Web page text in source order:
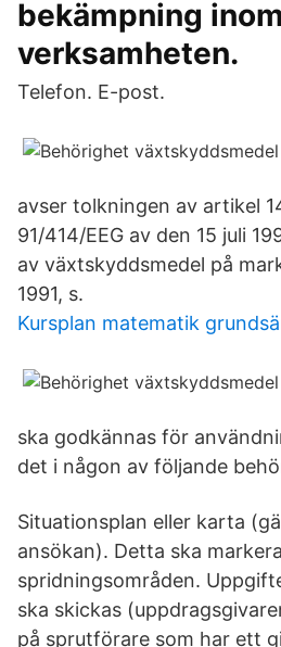
bekämpning
verksamheten.
Telefon. E-post.
avser tolkningen av artikel
91/414/EEG av den 15 juli
av växtskyddsmedel på
1991, s.
Kursplan matematik
ska godkännas för
det i någon av följande
Situationsplan eller karta
ansökan). Detta ska
spridningsområden.
ska skickas
på sprutförare som har ett